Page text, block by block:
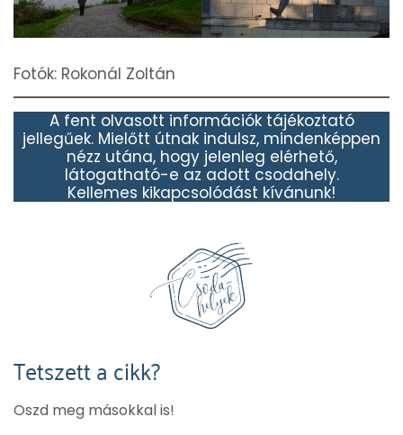
Fotók: Rokonál Zoltán
A fent olvasott információk tájékoztató
jellegűek. Mielőtt útnak indulsz, mindenképpen
nézz utána, hogy jelenleg elérhető,
látogatható-e az adott csodahely.
Kellemes kikapcsolódást kívánunk!
Tetszett a cikk?
Oszd meg másokkal is!